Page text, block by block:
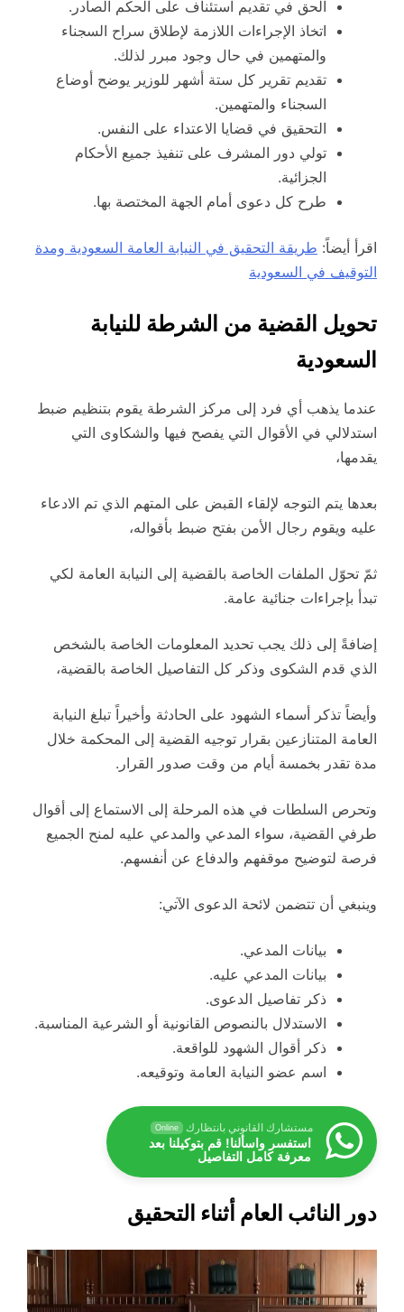
الحق في تقديم استئناف على الحكم الصادر.
اتخاذ الإجراءات اللازمة لإطلاق سراح السجناء
والمتهمين في حال وجود مبرر لذلك.
تقديم تقرير كل ستة أشهر للوزير يوضح أوضاع
السجناء والمتهمين.
التحقيق في قضايا الاعتداء على النفس.
تولي دور المشرف على تنفيذ جميع الأحكام
الجزائية.
طرح كل دعوى أمام الجهة المختصة بها.
اقرأ أيضاً: طريقة التحقيق في النيابة العامة السعودية ومدة
التوقيف في السعودية
تحويل القضية من الشرطة للنيابة
السعودية
عندما يذهب أي فرد إلى مركز الشرطة يقوم بتنظيم ضبط
استدلالي في الأقوال التي يفصح فيها والشكاوى التي
يقدمها،
بعدها يتم التوجه لإلقاء القبض على المتهم الذي تم الادعاء
عليه ويقوم رجال الأمن بفتح ضبط بأقواله،
ثمّ تحوّل الملفات الخاصة بالقضية إلى النيابة العامة لكي
تبدأ بإجراءات جنائية عامة.
إضافةً إلى ذلك يجب تحديد المعلومات الخاصة بالشخص
الذي قدم الشكوى وذكر كل التفاصيل الخاصة بالقضية،
وأيضاً تذكر أسماء الشهود على الحادثة وأخيراً تبلغ النيابة
العامة المتنازعين بقرار توجيه القضية إلى المحكمة خلال
مدة تقدر بخمسة أيام من وقت صدور القرار.
وتحرص السلطات في هذه المرحلة إلى الاستماع إلى أقوال
طرفي القضية، سواء المدعي والمدعي عليه لمنح الجميع
فرصة لتوضيح موقفهم والدفاع عن أنفسهم.
وينبغي أن تتضمن لائحة الدعوى الآتي:
بيانات المدعي.
بيانات المدعي عليه.
ذكر تفاصيل الدعوى.
الاستدلال بالنصوص القانونية أو الشرعية المناسبة.
ذكر أقوال الشهود للواقعة.
اسم عضو النيابة العامة وتوقيعه.
مستشارك القانوني بانتظارك Online
استفسر واسألنا! قم بتوكيلنا بعد
معرفة كامل التفاصيل
دور النائب العام أثناء التحقيق